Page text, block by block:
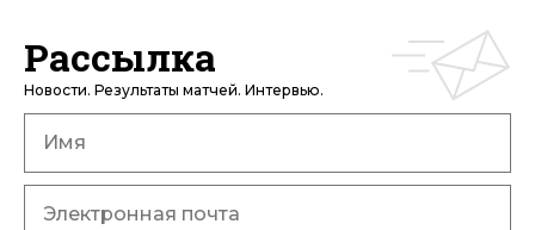
Рассылка
Новости. Результаты матчей. Интервью.